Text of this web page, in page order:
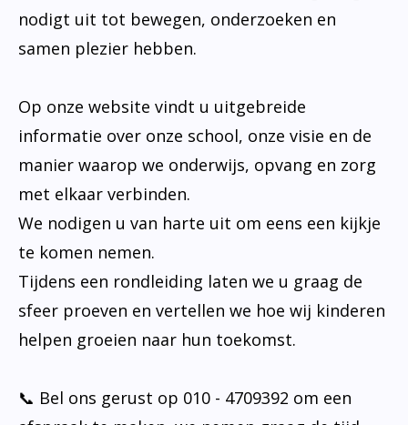
nodigt uit tot bewegen, onderzoeken en
samen plezier hebben.
Op onze website vindt u uitgebreide
informatie over onze school, onze visie en de
manier waarop we onderwijs, opvang en zorg
met elkaar verbinden.
We nodigen u van harte uit om eens een kijkje
te komen nemen.
Tijdens een rondleiding laten we u graag de
sfeer proeven en vertellen we hoe wij kinderen
helpen groeien naar hun toekomst.
📞 Bel ons gerust op 010 - 4709392 om een